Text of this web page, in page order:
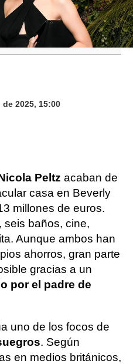
2025, 15:00
Peltz acaban de
casa en Beverly
millones de euros.
seis baños, cine,
Aunque ambos han
ahorros, gran parte
gracias a un
por el padre de
uno de los focos de
. Según
en medios británicos,